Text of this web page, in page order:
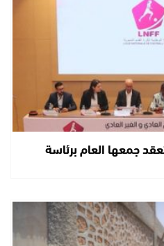
جمعها العام برئاسة